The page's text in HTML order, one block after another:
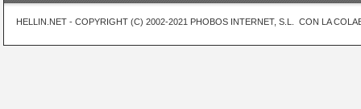
HELLIN.NET - COPYRIGHT (C) 2002-2021 PHOBOS INTERNET, S.L. CON LA